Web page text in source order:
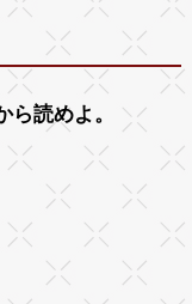
ら読めよ。